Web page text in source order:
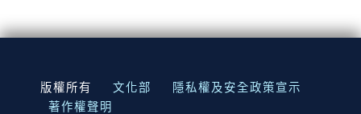
:::
版權所有 文化部
隱私權及安全政策宣示
著作權聲明